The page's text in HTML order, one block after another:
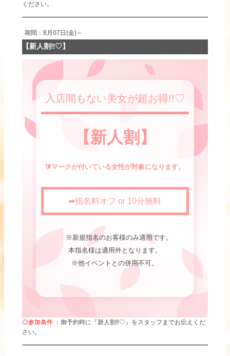
ください。
期間：8月07日(金)～
【新人割‼♡】
入店間もない美女が超お得!!♡
【新人割】
🔰マークが付いている女性が対象になります。
➡指名料オフ or 10分無料
※新規指名のお客様のみ適用です。
本指名様は適用外となります。
※他イベントとの併用不可。
◎参加条件 ：御予約時に『新人割‼♡』をスタッフまでお伝えくだ
さい。